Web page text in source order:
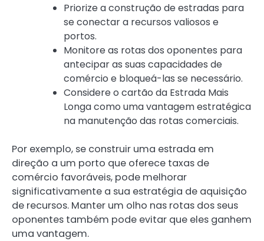
Priorize a construção de estradas para
se conectar a recursos valiosos e
portos.
Monitore as rotas dos oponentes para
antecipar as suas capacidades de
comércio e bloqueá-las se necessário.
Considere o cartão da Estrada Mais
Longa como uma vantagem estratégica
na manutenção das rotas comerciais.
Por exemplo, se construir uma estrada em
direção a um porto que oferece taxas de
comércio favoráveis, pode melhorar
significativamente a sua estratégia de aquisição
de recursos. Manter um olho nas rotas dos seus
oponentes também pode evitar que eles ganhem
uma vantagem.